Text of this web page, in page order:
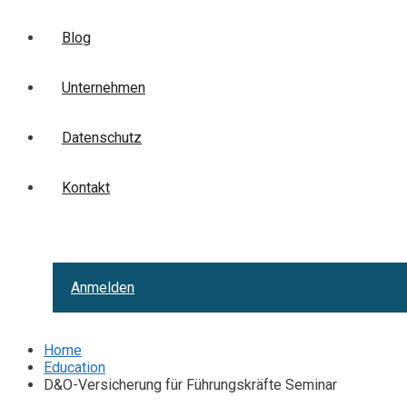
Blog
Unternehmen
Datenschutz
Kontakt
Anmelden
Home
Education
D&O-Versicherung für Führungskräfte Seminar